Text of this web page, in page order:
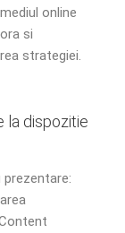
online
si
strategiei.
la dispozitie